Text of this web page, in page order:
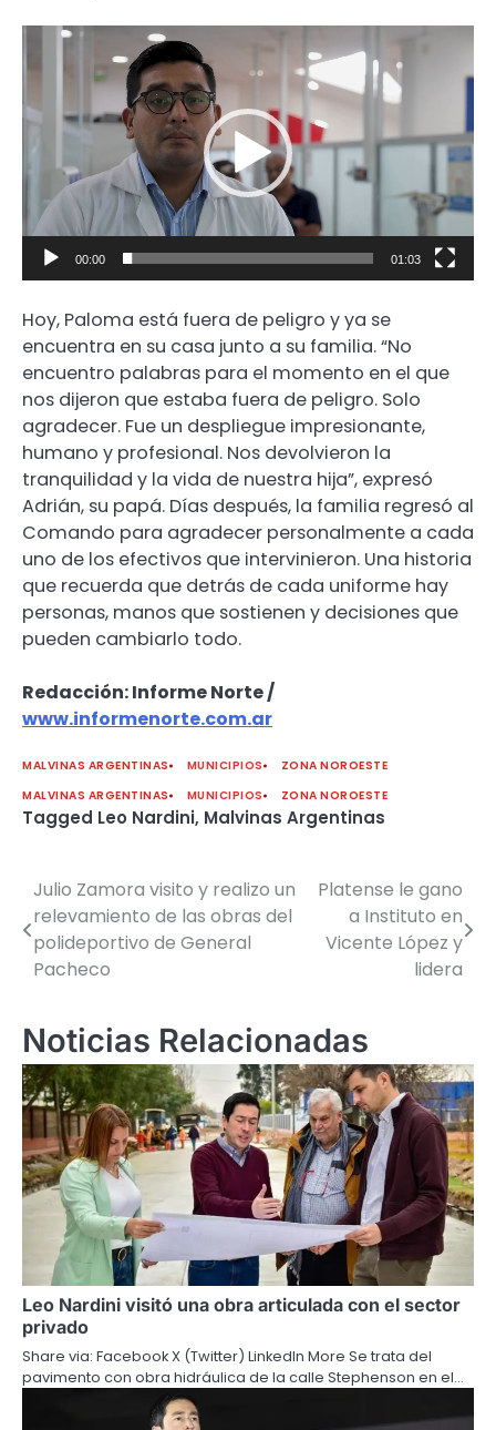
Reproductor
de
video
00:00 01:03
Hoy, Paloma está fuera de peligro y ya se
encuentra en su casa junto a su familia. “No
encuentro palabras para el momento en el que
nos dijeron que estaba fuera de peligro. Solo
agradecer. Fue un despliegue impresionante,
humano y profesional. Nos devolvieron la
tranquilidad y la vida de nuestra hija”, expresó
Adrián, su papá. Días después, la familia regresó al
Comando para agradecer personalmente a cada
uno de los efectivos que intervinieron. Una historia
que recuerda que detrás de cada uniforme hay
personas, manos que sostienen y decisiones que
pueden cambiarlo todo.
Redacción: Informe Norte /
www.informenorte.com.ar
MALVINAS ARGENTINAS MUNICIPIOS
ZONA NOROESTE
MALVINAS ARGENTINAS
MUNICIPIOS ZONA NOROESTE
Tagged Leo Nardini, Malvinas Argentinas
Navegación
de
entradas
Julio Zamora visito y realizo un
relevamiento de las obras del
polideportivo de General
Pacheco
Platense le gano
a Instituto en
Vicente López y
lidera
Noticias Relacionadas
Leo Nardini visitó una obra articulada con el sector
privado
Share via: Facebook X (Twitter) LinkedIn More Se trata del
pavimento con obra hidráulica de la calle Stephenson en el…